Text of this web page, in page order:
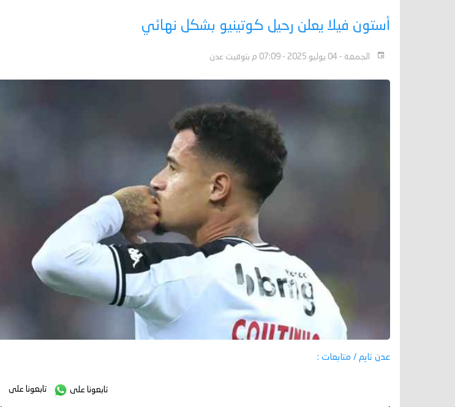
أستون فيلا يعلن رحيل كوتينيو بشكل نهائي
الجمعة - 04 يوليو 2025 - 07:09 م بتوقيت عدن
عدن تايم / متابعات :
تابعونا على تابعونا على